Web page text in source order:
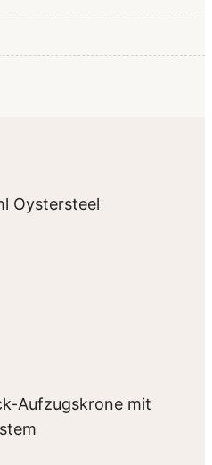
Oystersteel
Aufzugskrone mit